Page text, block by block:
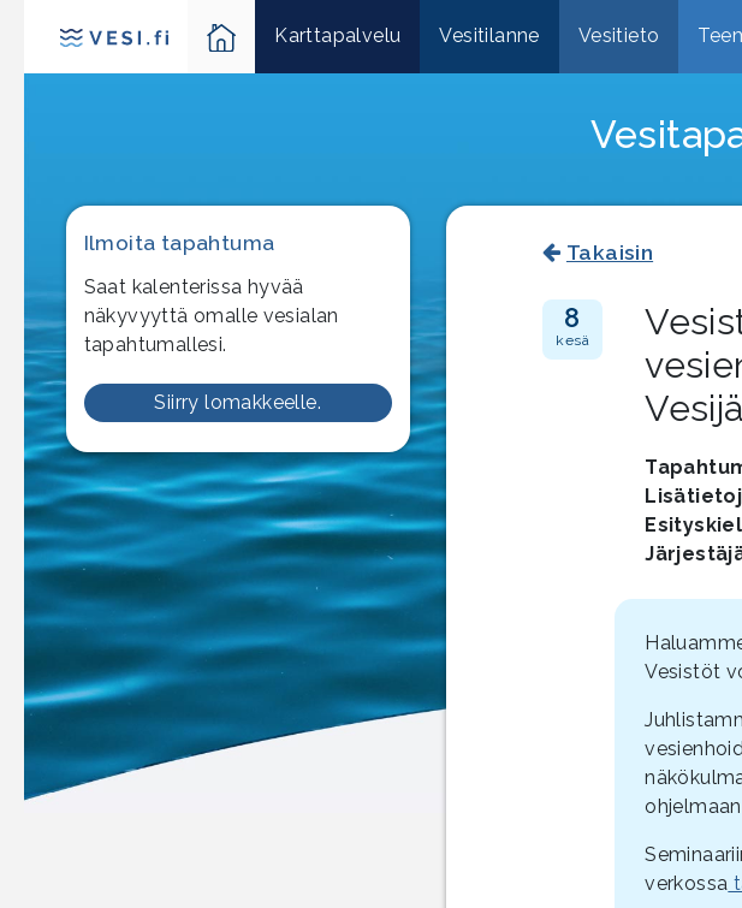
Karttapalvelu Vesitilanne Vesitieto
Ilmoita tapahtuma
Saat kalenterissa hyvää
näkyvyyttä omalle vesialan
tapahtumallesi.
Siirry lomakkeelle.
Takaisin
8
kesä
Vesistöt
verkossa